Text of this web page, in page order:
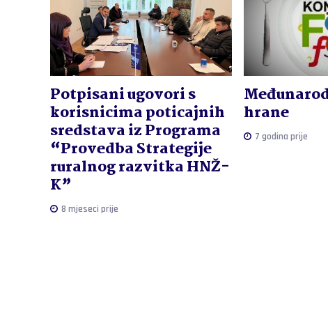
Potpisani ugovori s
korisnicima poticajnih
sredstava iz Programa
“Provedba Strategije
ruralnog razvitka HNŽ-
K”
8 mjeseci prije
hrane
7 godina prije